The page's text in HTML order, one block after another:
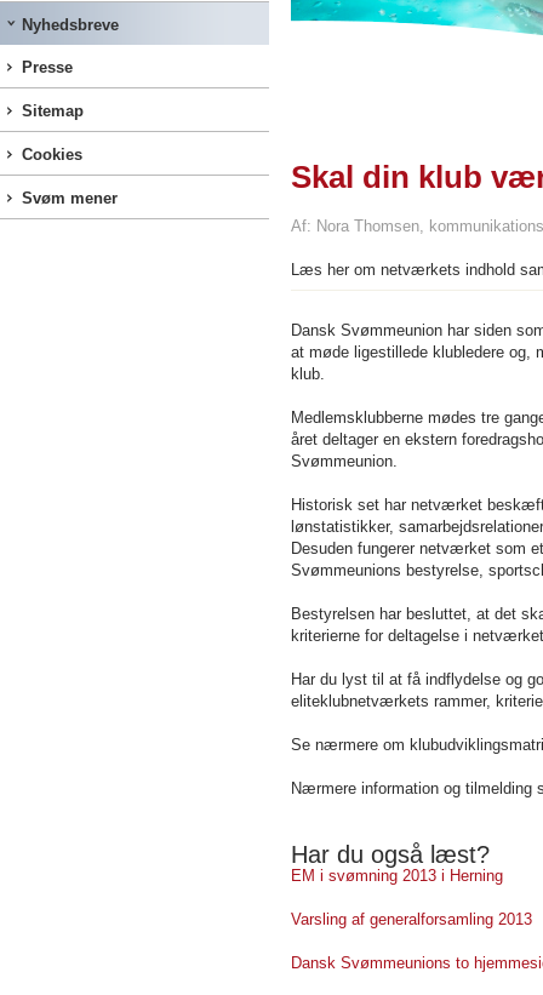
Nyhedsbreve
Presse
Sitemap
Cookies
Svøm mener
Skal din klub
Af: Nora Thomsen,
Læs her om netværkets indhold
Dansk Svømmeunion har siden
at møde ligestillede klubledere og,
klub.
Medlemsklubberne mødes tre
året deltager en ekstern
Svømmeunion.
Historisk set har netværket
lønstatistikker,
Desuden fungerer netværket som
Svømmeunions bestyrelse,
Bestyrelsen har besluttet, at det
kriterierne for deltagelse i
Har du lyst til at få indflydelse og
eliteklubnetværkets rammer,
Se nærmere om
Nærmere information og tilmelding
Har du også læst?
EM i svømning 2013 i Herning
Varsling af generalforsamling 2013
Dansk Svømmeunions to